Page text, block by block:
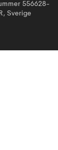
556628-
Sverige